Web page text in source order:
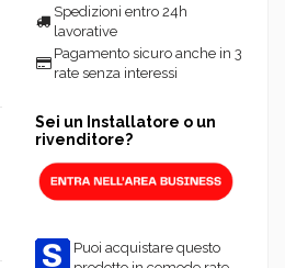
Spedizioni entro 24h
lavorative
Pagamento sicuro anche in 3
rate senza interessi
Sei un Installatore o un
rivenditore?
Puoi acquistare questo